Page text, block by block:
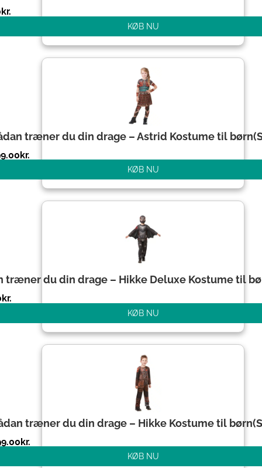
kr.
KØB NU
træner du din drage – Astrid Kostume til
kr.
KØB NU
træner du din drage – Hikke Deluxe Kostume til
kr.
KØB NU
træner du din drage – Hikke Kostume til
kr.
KØB NU